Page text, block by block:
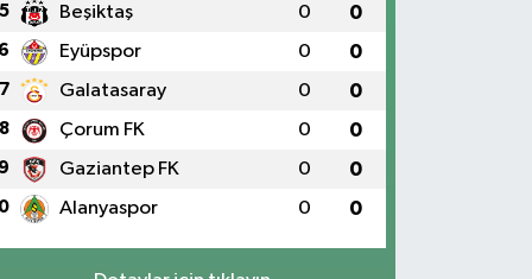
5 Beşiktaş 0 0
6 Eyüpspor 0 0
7 Galatasaray 0 0
8 Çorum FK 0 0
9 Gaziantep FK 0 0
Alanyaspor 0 0